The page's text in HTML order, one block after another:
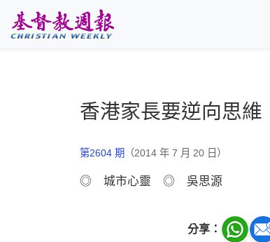
香港家長要逆向思維
第2604 期 （2014 年 7 月 20 日）
◎ 城市心靈 ◎ 吳思源
分享：